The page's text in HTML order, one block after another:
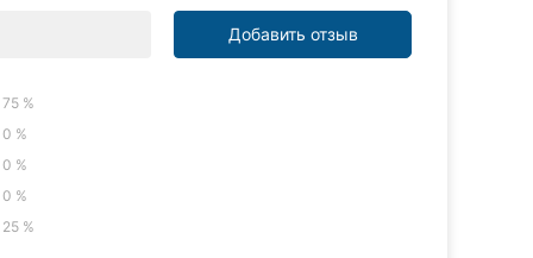
Добавить отзыв
75 %
0 %
0 %
0 %
25 %